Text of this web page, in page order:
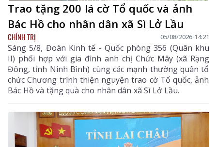
Trao tặng 200 lá cờ Tổ quốc và ảnh
Bác Hồ cho nhân dân xã Sì Lở Lầu
CHÍNH TRỊ 05/08/2026 14:21
Sáng 5/8, Đoàn Kinh tế - Quốc phòng 356 (Quân khu
II) phối hợp với gia đình anh chị Chức Mây (xã Rạng
Đông, tỉnh Ninh Bình) cùng các mạnh thường quân tổ
chức Chương trình thiện nguyện trao cờ Tổ quốc, ảnh
Bác Hồ và tặng quà cho nhân dân xã Sì Lở Lầu.